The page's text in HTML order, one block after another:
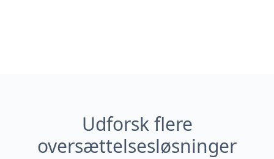
Udforsk flere
oversættelsesløsninger